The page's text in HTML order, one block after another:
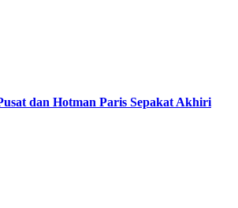
dan Hotman Paris Sepakat Akhiri